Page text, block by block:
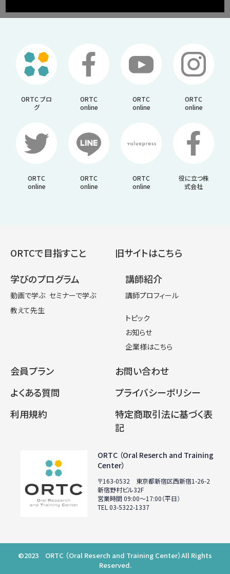
ORTC ブロ
グ
ORTC
online
ORTC
online
ORTC
online
ORTC
online
ORTC
online
ORTC
online
役に立つ株
式会社
ORTC （Oral Reserch and Training
Center）
〒163-0532 東京都新宿区西新宿1-26-2
新宿野村ビル32F
営業時間 09:00〜17:00（平日）
TEL 03-5322-1337
ORTCで目指すこと
旧サイトはこちら
学びのプログラム
動画で学ぶ セミナーで学ぶ
教えて先生
講師紹介
講師プロフィール
トピック
お知らせ
企業様はこちら
会員プラン
お問い合わせ
よくある質問
プライバシーポリシー
利用規約
特定商取引法に基づく表
記
©2023 ORTC （Oral Reserch and Training Center）All Rights
Reserved.